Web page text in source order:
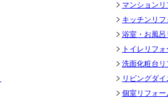
マンションリ
キッチンリフ
浴室・お風呂
トイレリフォ
洗面化粧台リ
リビングダ
個室リフォー